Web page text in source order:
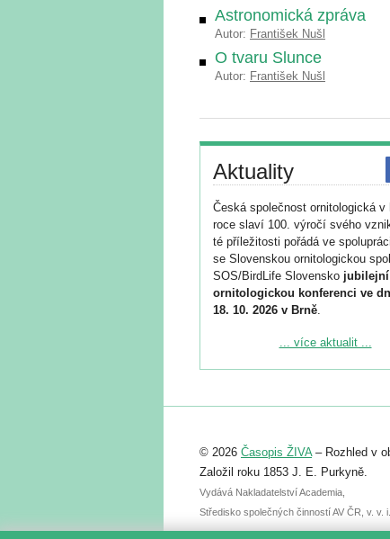
Astronomická zpráva
Autor: František Nušl
O tvaru Slunce
Autor: František Nušl
Aktuality
Česká společnost ornitologická v
roce slaví 100. výročí svého
té příležitosti pořádá ve spolupráci
se Slovenskou ornitologickou
SOS/BirdLife Slovensko jubilejní
ornitologickou konferenci ve
18. 10. 2026 v Brně.
Podrobnější informace ke
Registrovat se můžete do 6. září.
abstraktu přihlášené přednášky
posteru je už 30. června.
... více aktualit ...
© 2026 Časopis ŽIVA– Rozhled v
Založil roku 1853 J. E. Purkyně.
Vydává Nakladatelství Academia,
Středisko společných činností AV ČR, v. v.